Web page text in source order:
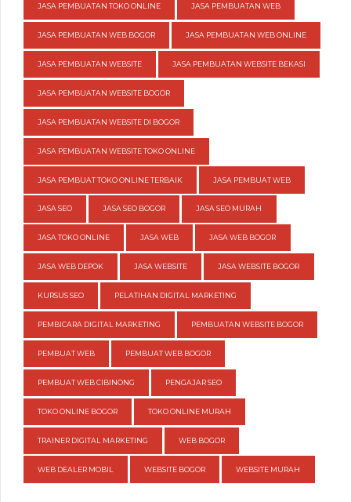
JASA PEMBUATAN TOKO ONLINE JASA PEMBUATAN WEB
JASA PEMBUATAN WEB BOGOR JASA PEMBUATAN WEB ONLINE
JASA PEMBUATAN WEBSITE JASA PEMBUATAN WEBSITE BEKASI
JASA PEMBUATAN WEBSITE BOGOR
JASA PEMBUATAN WEBSITE DI BOGOR
JASA PEMBUATAN WEBSITE TOKO ONLINE
JASA PEMBUAT TOKO ONLINE TERBAIK JASA PEMBUAT WEB
JASA SEO JASA SEO BOGOR JASA SEO MURAH
JASA TOKO ONLINE JASA WEB JASA WEB BOGOR
JASA WEB DEPOK JASA WEBSITE JASA WEBSITE BOGOR
KURSUS SEO PELATIHAN DIGITAL MARKETING
PEMBICARA DIGITAL MARKETING PEMBUATAN WEBSITE BOGOR
PEMBUAT WEB PEMBUAT WEB BOGOR
PEMBUAT WEB CIBINONG PENGAJAR SEO
TOKO ONLINE BOGOR TOKO ONLINE MURAH
TRAINER DIGITAL MARKETING WEB BOGOR
WEB DEALER MOBIL WEBSITE BOGOR WEBSITE MURAH